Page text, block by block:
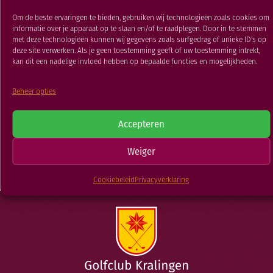
Om de beste ervaringen te bieden, gebruiken wij technologieën zoals cookies om
informatie over je apparaat op te slaan en/of te raadplegen. Door in te stemmen
met deze technologieën kunnen wij gegevens zoals surfgedrag of unieke ID's op
deze site verwerken. Als je geen toestemming geeft of uw toestemming intrekt,
kan dit een nadelige invloed hebben op bepaalde functies en mogelijkheden.
Beheer opties
Accepteren
Weiger
CookiebeleidPrivacyverklaring
GOLFSCHOOL
GOLFBAAN
Bokaal
22 DEC 2020
NIEUWSOVERZICHT